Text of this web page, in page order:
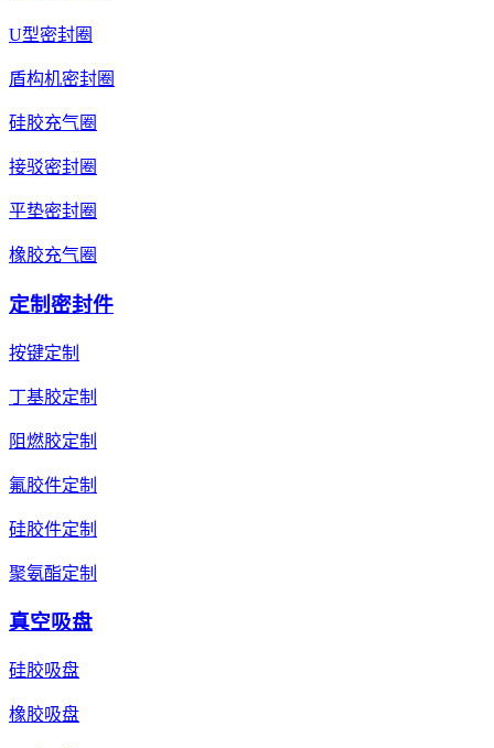
U型密封圈
盾构机密封圈
硅胶充气圈
接驳密封圈
平垫密封圈
橡胶充气圈
定制密封件
按键定制
丁基胶定制
阻燃胶定制
氟胶件定制
硅胶件定制
聚氨酯定制
真空吸盘
硅胶吸盘
橡胶吸盘